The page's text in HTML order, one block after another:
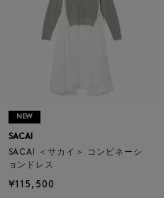
NEW
SACAI
SACAI ＜サカイ＞ コンビネーシ
ョンドレス
¥115,500